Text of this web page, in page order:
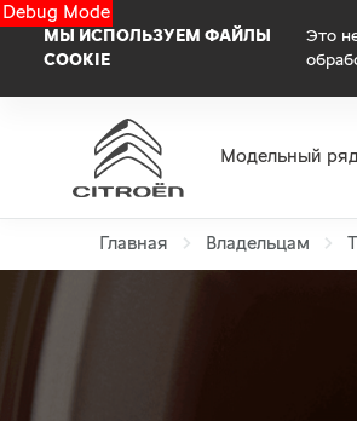
Debug Mode
МЫ ИСПОЛЬЗУЕМ ФАЙЛЫ
COOKIE
Это
Модельный
Главная Владельцам